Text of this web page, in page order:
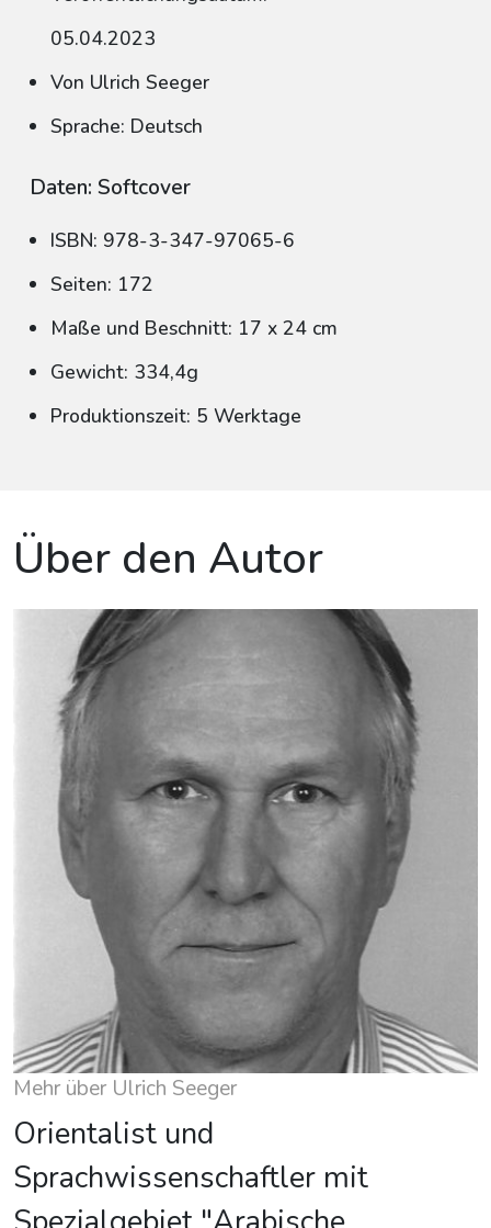
05.04.2023
Von Ulrich Seeger
Sprache: Deutsch
Daten: Softcover
ISBN: 978-3-347-97065-6
Seiten: 172
Maße und Beschnitt: 17 x 24 cm
Gewicht: 334,4g
Produktionszeit: 5 Werktage
Über den Autor
Mehr über Ulrich Seeger
Orientalist und
Sprachwissenschaftler mit